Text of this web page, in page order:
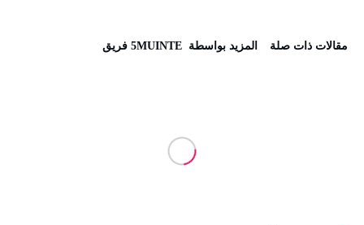
‫مقالات ذات صلة‬ ‫‫المزيد بواسطة‬ ‬ 5MUINTE فريق